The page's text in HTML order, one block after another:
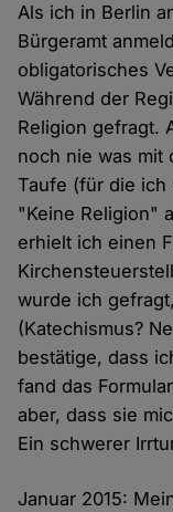
Als ich in Berlin
Bürgeramt
obligatorisches
Während der
Religion gefragt.
noch nie was mit
Taufe (für die ich
"Keine Religion"
erhielt ich einen
wurde ich
(Katechismus?
bestätige, dass
fand das
aber, dass sie
Ein schwerer
Januar 2015: